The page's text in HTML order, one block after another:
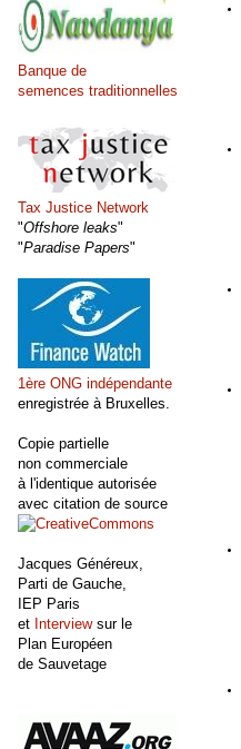
Banque de
semences traditionnelles
Tax Justice Network
"Offshore leaks"
"Paradise Papers"
1ère ONG indépendante
enregistrée à Bruxelles.
Copie partielle
non commerciale
à l'identique autorisée
avec citation de source
Jacques Généreux,
Parti de Gauche,
IEP Paris
et Interviewsur le
Plan Européen
de Sauvetage